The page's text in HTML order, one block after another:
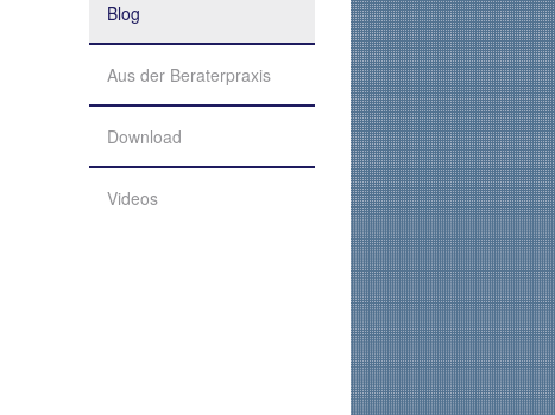
Blog
Aus der Beraterpraxis
Download
Videos